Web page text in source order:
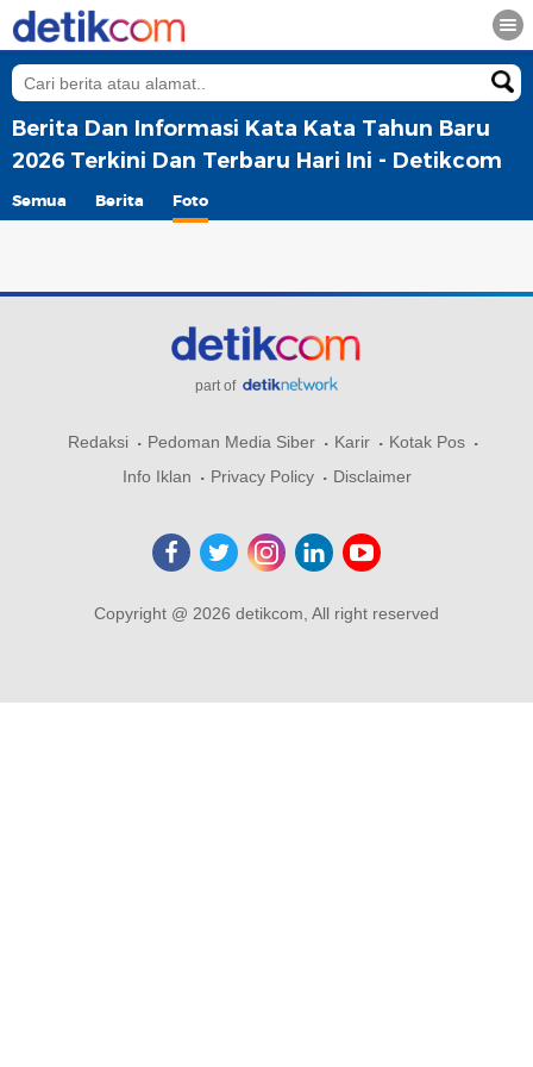
Berita Dan Informasi Kata Kata Tahun Baru
2026 Terkini Dan Terbaru Hari Ini - Detikcom
Semua Berita Foto
part of
Redaksi Pedoman Media Siber Karir
Kotak Pos
Info Iklan
Privacy Policy Disclaimer
Copyright @ 2026 detikcom, All right reserved